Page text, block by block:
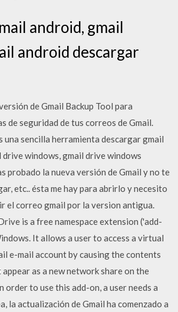
android, gmail
android descargar
de Gmail Backup Tool para
de seguridad de tus correos de Gmail.
una sencilla herramienta descargar gmail
windows, gmail drive windows
probado la nueva versión de Gmail y no te
etc.. ésta me hay para abrirlo y necesito
el correo gmail por la version antigua.
is a free namespace extension ('add-
It allows a user to access a virtual
e-mail account by causing the contents
as a new network share on the
order to use this add-on, a user needs a
la actualización de Gmail ha comenzado a